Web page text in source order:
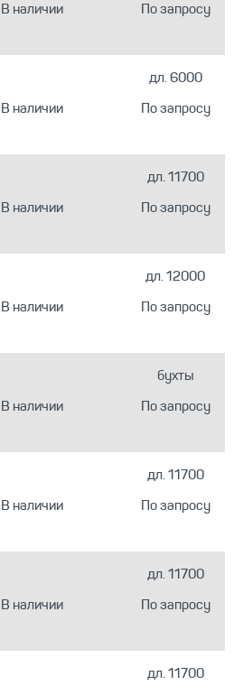
В наличии По запросу
дл. 6000
В наличии По запросу
дл. 11700
В наличии По запросу
дл. 12000
В наличии По запросу
бухты
В наличии По запросу
дл. 11700
В наличии По запросу
дл. 11700
В наличии По запросу
дл. 11700